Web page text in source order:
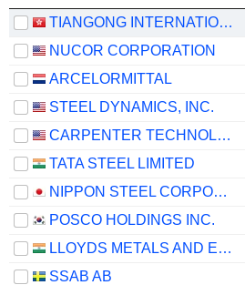
TIANGONG INTERNATIONAL COMPANY LIMITED
NUCOR CORPORATION
ARCELORMITTAL
STEEL DYNAMICS, INC.
CARPENTER TECHNOLOGY CORPORATION
TATA STEEL LIMITED
NIPPON STEEL CORPORATION
POSCO HOLDINGS INC.
LLOYDS METALS AND ENERGY LIMITED
SSAB AB